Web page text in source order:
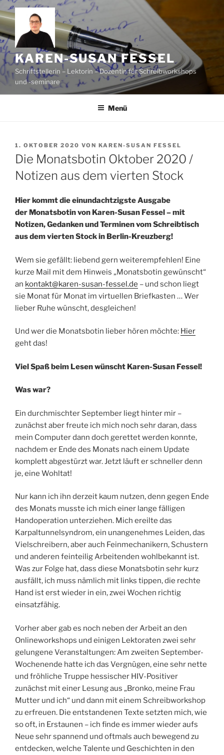
Zum
Inhalt
springen
KAREN-SUSAN FESSEL
Schriftstellerin – Lektorin – Dozentin für Schreibworkshops
und -seminare
Menü
VERÖFFENTLICHT
AM
1. OKTOBER 2020 VON KAREN-SUSAN FESSEL
Die Monatsbotin Oktober 2020 /
Notizen aus dem vierten Stock
Hier kommt die einundachtzigste Ausgabe
der Monatsbotin von Karen-Susan Fessel – mit
Notizen, Gedanken und Terminen vom Schreibtisch
aus dem vierten Stock in Berlin-Kreuzberg!
Wem sie gefällt: liebend gern weiterempfehlen! Eine
kurze Mail mit dem Hinweis „Monatsbotin gewünscht“
an kontakt@karen-susan-fessel.de – und schon liegt
sie Monat für Monat im virtuellen Briefkasten … Wer
lieber Ruhe wünscht, desgleichen!
Und wer die Monatsbotin lieber hören möchte: Hier
geht das!
Viel Spaß beim Lesen wünscht Karen-Susan Fessel!
Was war?
Ein durchmischter September liegt hinter mir –
zunächst aber freute ich mich noch sehr daran, dass
mein Computer dann doch gerettet werden konnte,
nachdem er Ende des Monats nach einem Update
komplett abgestürzt war. Jetzt läuft er schneller denn
je, eine Wohltat!
Nur kann ich ihn derzeit kaum nutzen, denn gegen Ende
des Monats musste ich mich einer lange fälligen
Handoperation unterziehen. Mich ereilte das
Karpaltunnelsyndrom, ein unangenehmes Leiden, das
Vielschreibern, aber auch Feinmechanikern, Schustern
und anderen feinteilig Arbeitenden wohlbekannt ist.
Was zur Folge hat, dass diese Monatsbotin sehr kurz
ausfällt, ich muss nämlich mit links tippen, die rechte
Hand ist erst wieder in ein, zwei Wochen richtig
einsatzfähig.
Vorher aber gab es noch neben der Arbeit an den
Onlineworkshops und einigen Lektoraten zwei sehr
gelungene Veranstaltungen: Am zweiten September-
Wochenende hatte ich das Vergnügen, eine sehr nette
und fröhliche Truppe hessischer HIV-Positiver
zunächst mit einer Lesung aus „Bronko, meine Frau
Mutter und ich“ und dann mit einem Schreibworkshop
zu erfreuen. Die entstandenen Texte setzten mich, wie
so oft, in Erstaunen – ich finde es immer wieder aufs
Neue sehr spannend und oftmals auch bewegend zu
entdecken, welche Talente und Geschichten in den